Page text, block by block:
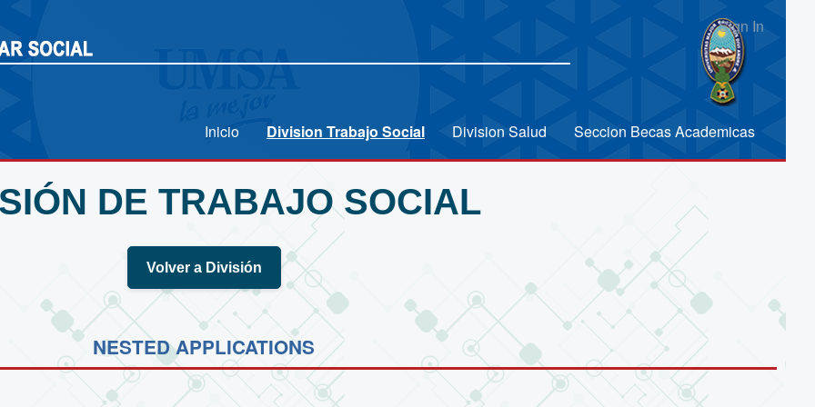
Sign In
Inicio Division Trabajo Social Division Salud Seccion Becas Academicas
DE TRABAJO SOCIAL
Volver a División
NESTED APPLICATIONS